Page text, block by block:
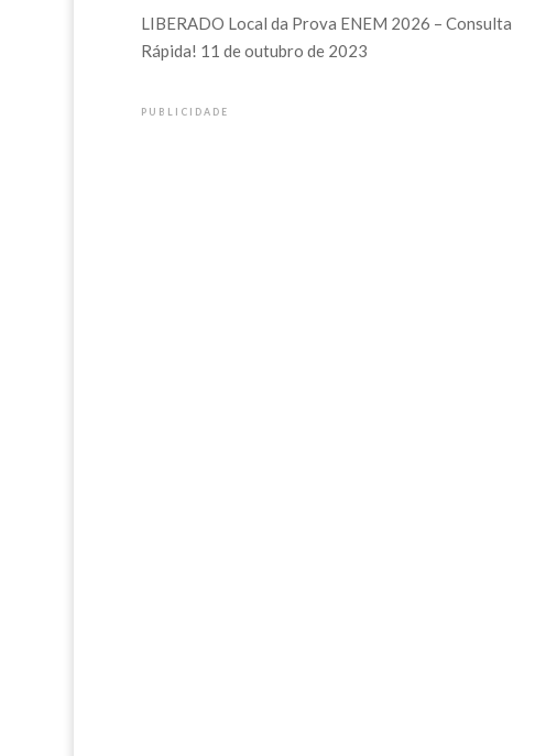
LIBERADO Local da Prova ENEM 2026 – Consulta
Rápida! 11 de outubro de 2023
PUBLICIDADE